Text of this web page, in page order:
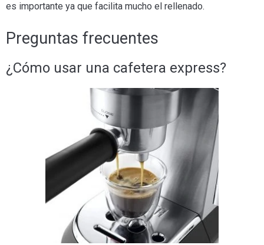
es importante ya que facilita mucho el rellenado.
Preguntas frecuentes
¿Cómo usar una cafetera express?